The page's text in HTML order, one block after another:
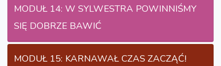
MODUŁ 14: W SYLWESTRA POWINNIŚMY
SIĘ DOBRZE BAWIĆ
MODUŁ 15: KARNAWAŁ CZAS ZACZĄĆ!